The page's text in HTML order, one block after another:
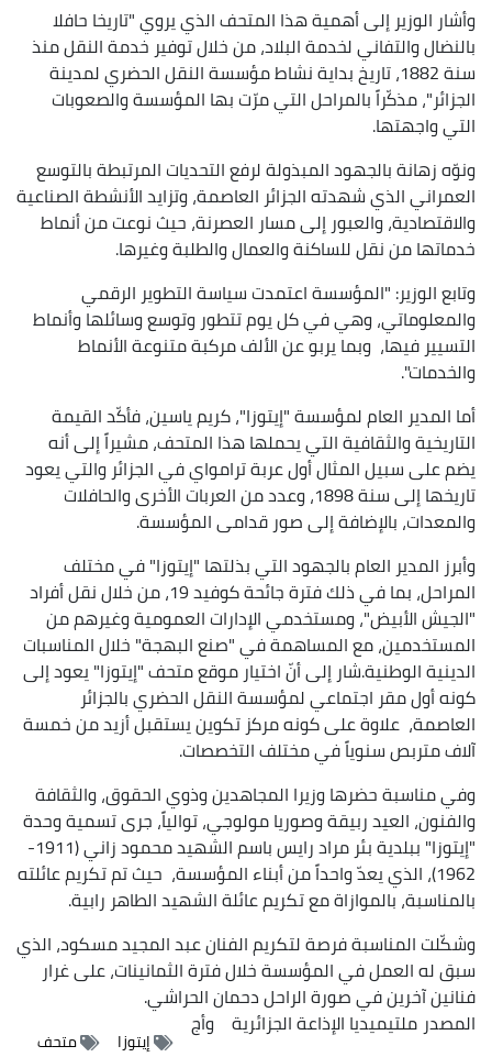
وأشار الوزير إلى أهمية هذا المتحف الذي يروي "تاريخا حافلا
بالنضال والتفاني لخدمة البلاد، من خلال توفير خدمة النقل منذ
سنة 1882، تاريخ بداية نشاط مؤسسة النقل الحضري لمدينة
الجزائر"، مذكّراً بالمراحل التي مرّت بها المؤسسة والصعوبات
التي واجهتها.
ونوّه زهانة بالجهود المبذولة لرفع التحديات المرتبطة بالتوسع
العمراني الذي شهدته الجزائر العاصمة، وتزايد الأنشطة الصناعية
والاقتصادية، والعبور إلى مسار العصرنة، حيث نوعت من أنماط
خدماتها من نقل للساكنة والعمال والطلبة وغيرها.
وتابع الوزير: "المؤسسة اعتمدت سياسة التطوير الرقمي
والمعلوماتي، وهي في كل يوم تتطور وتوسع وسائلها وأنماط
التسيير فيها، وبما يربو عن الألف مركبة متنوعة الأنماط
والخدمات".
أما المدير العام لمؤسسة "إيتوزا"، كريم ياسين، فأكّد القيمة
التاريخية والثقافية التي يحملها هذا المتحف، مشيراً إلى أنه
يضم على سبيل المثال أول عربة ترامواي في الجزائر والتي يعود
تاريخها إلى سنة 1898، وعدد من العربات الأخرى والحافلات
والمعدات، بالإضافة إلى صور قدامى المؤسسة.
وأبرز المدير العام بالجهود التي بذلتها "إيتوزا" في مختلف
المراحل، بما في ذلك فترة جائحة كوفيد 19، من خلال نقل أفراد
"الجيش الأبيض"، ومستخدمي الإدارات العمومية وغيرهم من
المستخدمين، مع المساهمة في "صنع البهجة" خلال المناسبات
الدينية الوطنية.شار إلى أنّ اختيار موقع متحف "إيتوزا" يعود إلى
كونه أول مقر اجتماعي لمؤسسة النقل الحضري بالجزائر
العاصمة، علاوة على كونه مركز تكوين يستقبل أزيد من خمسة
آلاف متربص سنوياً في مختلف التخصصات.
وفي مناسبة حضرها وزيرا المجاهدين وذوي الحقوق، والثقافة
والفنون، العيد ربيقة وصوريا مولوجي، توالياً، جرى تسمية وحدة
"إيتوزا" ببلدية بئر مراد رايس باسم الشهيد محمود زاني (1911-
1962)، الذي يعدّ واحداً من أبناء المؤسسة، حيث تم تكريم عائلته
بالمناسبة، بالموازاة مع تكريم عائلة الشهيد الطاهر رابية.
وشكّلت المناسبة فرصة لتكريم الفنان عبد المجيد مسكود، الذي
سبق له العمل في المؤسسة خلال فترة الثمانينات، على غرار
فنانين آخرين في صورة الراحل دحمان الحراشي.
المصدرملتيميديا الإذاعة الجزائرية وأج
إيتوزا متحف